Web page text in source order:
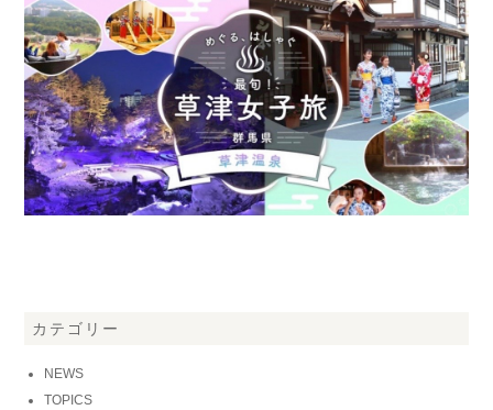
カテゴリー
NEWS
TOPICS